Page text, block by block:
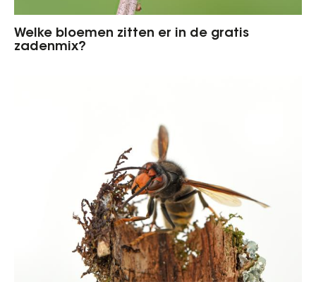
Welke bloemen zitten er in de gratis
zadenmix?